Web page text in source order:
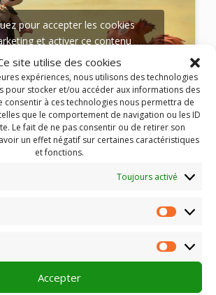
site utilise des cookies
expériences, nous utilisons des technologies
pour stocker et/ou accéder aux informations des
consentir à ces technologies nous permettra de
que le comportement de navigation ou les ID
Le fait de ne pas consentir ou de retirer son
un effet négatif sur certaines caractéristiques
et fonctions.
Toujours activé
Accepter
pour accepter les cookies
et activer ce contenu
: Fiche pédagogique,corrigé de la
fiches récréatives, dossier de presse
à 14h30
à 11h√
à 16h30√